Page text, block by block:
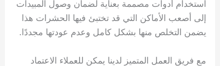
استخدام أدوات مصممة بعناية لضمان وصول المبيدات
إلى أصعب الأماكن التي قد تختبئ فيها الحشرات هذا
يضمن التخلص منها بشكل كامل وعدم عودتها مجددًا.
مع فريق العمل المتميز لدينا يمكن للعملاء الاعتماد